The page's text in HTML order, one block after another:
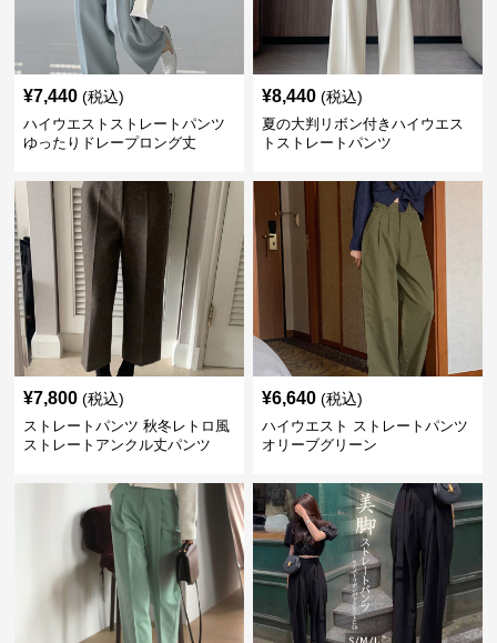
¥7,440 (税込)
ハイウエストストレートパンツ
ゆったりドレープロング丈
¥8,440 (税込)
夏の大判リボン付きハイウエス
トストレートパンツ
¥7,800 (税込)
ストレートパンツ 秋冬レトロ風
ストレートアンクル丈パンツ
¥6,640 (税込)
ハイウエスト ストレートパンツ
オリーブグリーン